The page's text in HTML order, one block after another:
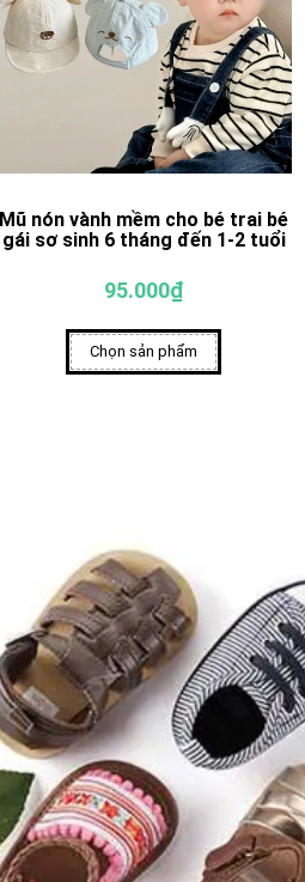
Mũ nón vành mềm cho bé trai bé
gái sơ sinh 6 tháng đến 1-2 tuổi
95.000₫
Chọn sản phẩm